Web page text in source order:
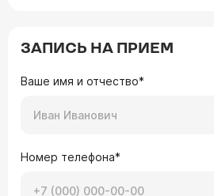
ЗАПИСЬ НА ПРИЕМ
Ваше имя и отчество*
Номер телефона*